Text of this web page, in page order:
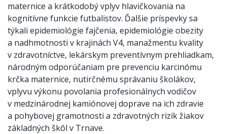
maternice a krátkodobý vplyv hlavičkovania na
kognitívne funkcie futbalistov. Ďalšie príspevky sa
týkali epidemiológie fajčenia, epidemiológie obezity
a nadhmotnosti v krajinách V4, manažmentu kvality
v zdravotníctve, lekárskym preventívnym prehliadkam,
národným odporúčaniam pre prevenciu karcinómu
krčka maternice, nutirčnému správaniu školákov,
vplyvu výkonu povolania profesionálnych vodičov
v medzinárodnej kamiónovej doprave na ich zdravie
a pohybovej gramotnosti a zdravotných rizík žiakov
základných škôl v Trnave.